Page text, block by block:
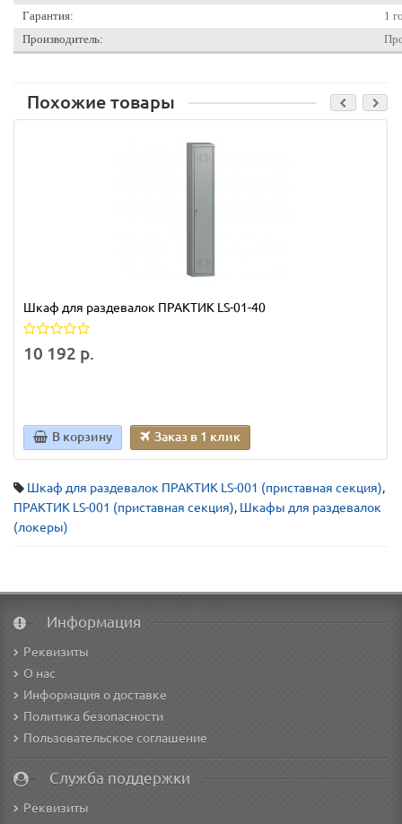
Гарантия:
1
Производитель:
Похожие товары
Шкаф для раздевалок ПРАКТИК LS-01-40
10 192 р.
В корзину Заказ в 1 клик
Шкаф для раздевалок ПРАКТИК LS-001 (приставная секция),
ПРАКТИК LS-001 (приставная секция), Шкафы для раздевалок
(локеры)
Информация
Реквизиты
О нас
Информация о доставке
Политика безопасности
Пользовательское соглашение
Служба поддержки
Реквизиты